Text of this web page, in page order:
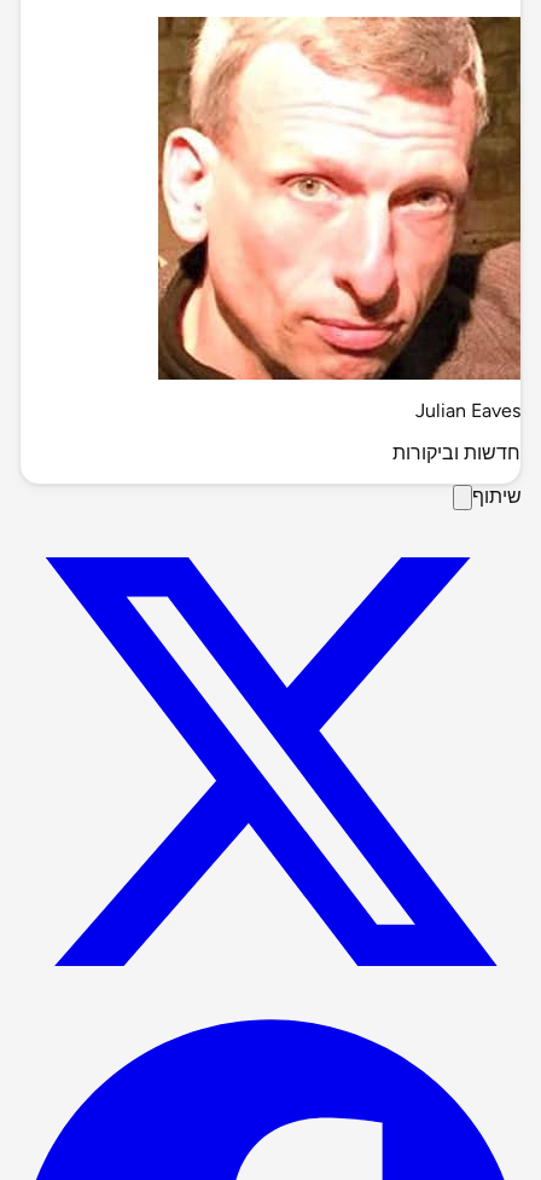
Julian Eaves
חדשות וביקורות
שיתוף